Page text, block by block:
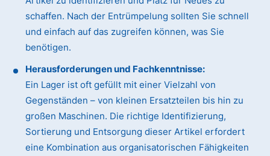
schaffen. Nach der Entrümpelung sollten Sie schnell
und einfach auf das zugreifen können, was Sie
benötigen.
Herausforderungen und Fachkenntnisse:
Ein Lager ist oft gefüllt mit einer Vielzahl von
Gegenständen – von kleinen Ersatzteilen bis hin zu
großen Maschinen. Die richtige Identifizierung,
Sortierung und Entsorgung dieser Artikel erfordert
eine Kombination aus organisatorischen Fähigkeiten